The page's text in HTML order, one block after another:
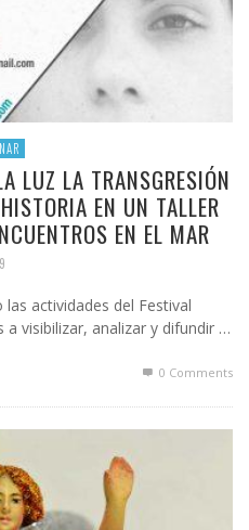
LUZ LA TRANSGRESIÓN
EN UN TALLER
EN EL MAR
actividades del Festival
a visibilizar, analizar y difundir …
0 Comments